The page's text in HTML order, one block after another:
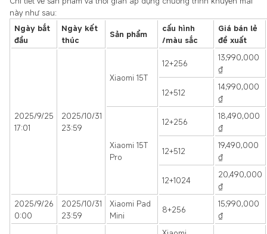
này như sau:
Ngày bắt
đầu
Ngày kết
thúc
Sản phẩm
cấu hình
/màu sắc
Giá bán lẻ
đề xuất
2025/9/25
17:01
2025/10/31
23:59
Xiaomi 15T
12+256
13,990,000
₫
12+512
14,990,000
₫
Xiaomi 15T
Pro
12+256
18,490,000
₫
12+512
19,490,000
₫
12+1024
20,490,000
₫
2025/9/26
0:00
2025/10/31
23:59
Xiaomi Pad
Mini
8+256
15,990,000
₫